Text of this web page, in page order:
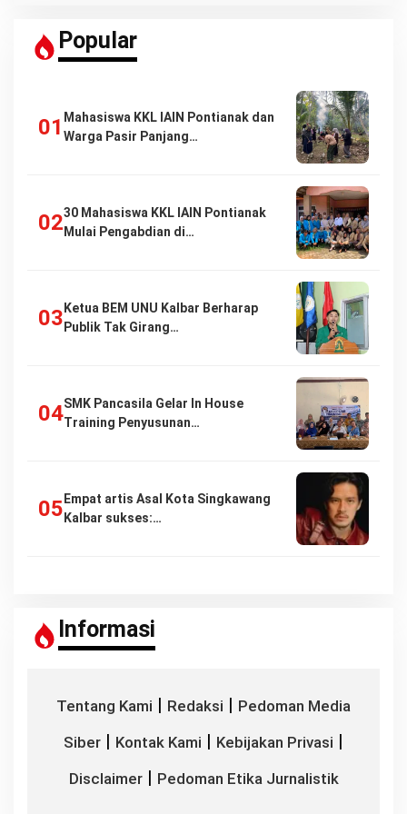
Popular
Mahasiswa KKL IAIN Pontianak dan
Warga Pasir Panjang…
30 Mahasiswa KKL IAIN Pontianak
Mulai Pengabdian di…
Ketua BEM UNU Kalbar Berharap
Publik Tak Girang…
SMK Pancasila Gelar In House
Training Penyusunan…
Empat artis Asal Kota Singkawang
Kalbar sukses:…
Informasi
Tentang Kami | Redaksi | Pedoman Media
Siber | Kontak Kami | Kebijakan Privasi |
Disclaimer| Pedoman Etika Jurnalistik